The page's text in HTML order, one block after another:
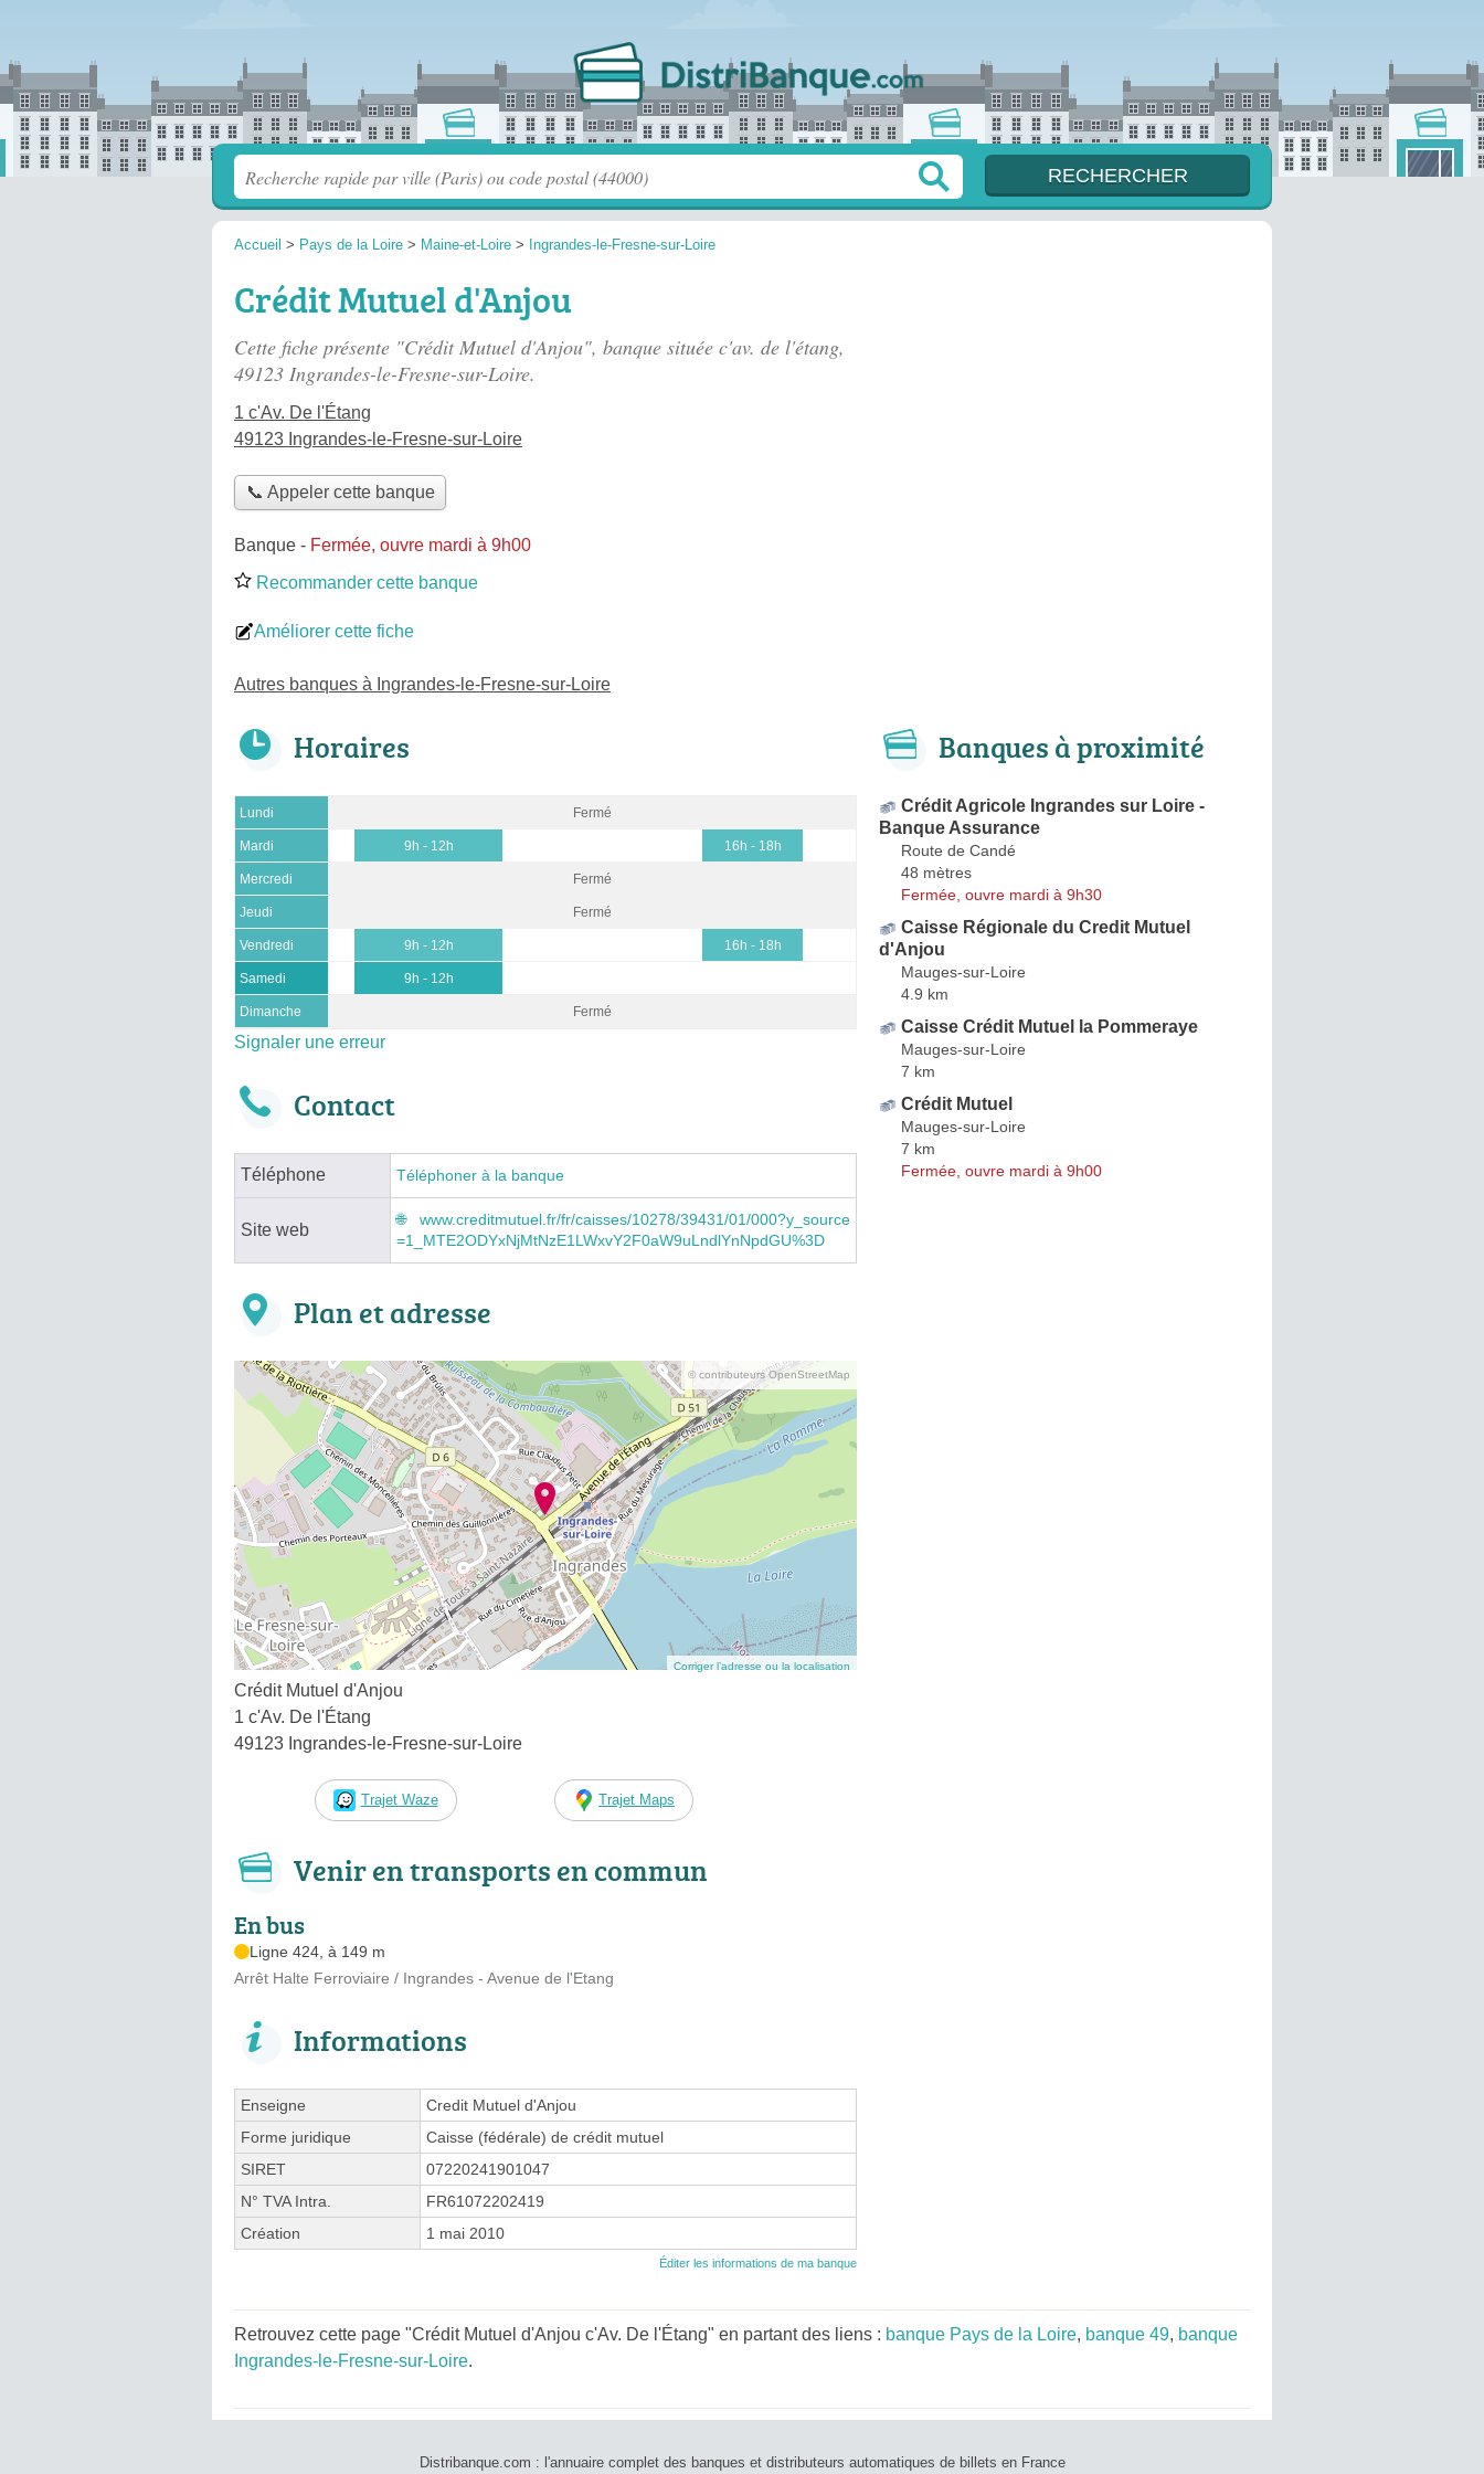
Accueil > Pays de la Loire > Maine-et-Loire > Ingrandes-le-Fresne-sur-Loire
Crédit Mutuel d'Anjou
Cette fiche présente "Crédit Mutuel d'Anjou", banque située c'av. de l'étang,
49123 Ingrandes-le-Fresne-sur-Loire.
1 c'Av. De l'Étang
49123 Ingrandes-le-Fresne-sur-Loire
📞 Appeler cette banque
Banque - Fermée, ouvre mardi à 9h00
Recommander cette banque
Améliorer cette fiche
Autres banques à Ingrandes-le-Fresne-sur-Loire
Horaires
Lundi Fermé
Mardi 9h - 12h 16h - 18h
Mercredi Fermé
Jeudi Fermé
Vendredi 9h - 12h 16h - 18h
Samedi 9h - 12h
Dimanche Fermé
Signaler une erreur
Contact
Téléphone Téléphoner à la banque
Site web
www.creditmutuel.fr/fr/caisses/10278/39431/01/000?y_source
=1_MTE2ODYxNjMtNzE1LWxvY2F0aW9uLndlYnNpdGU%3D
Plan et adresse
© contributeurs OpenStreetMap
Corriger l’adresse ou la localisation
Crédit Mutuel d'Anjou
1 c'Av. De l'Étang
49123 Ingrandes-le-Fresne-sur-Loire
Trajet Waze Trajet Maps
Venir en transports en commun
En bus
Ligne 424, à 149 m
Arrêt Halte Ferroviaire / Ingrandes - Avenue de l'Etang
Informations
Enseigne
Credit Mutuel d'Anjou
Forme juridique
Caisse (fédérale) de crédit mutuel
SIRET
07220241901047
N° TVA Intra.
FR61072202419
Création
1 mai 2010
Éditer les informations de ma banque
Banques à proximité
Crédit Agricole Ingrandes sur Loire -
Banque Assurance
Route de Candé
48 mètres
Fermée, ouvre mardi à 9h30
Caisse Régionale du Credit Mutuel
d'Anjou
Mauges-sur-Loire
4.9 km
Caisse Crédit Mutuel la Pommeraye
Mauges-sur-Loire
7 km
Crédit Mutuel
Mauges-sur-Loire
7 km
Fermée, ouvre mardi à 9h00
Retrouvez cette page "Crédit Mutuel d'Anjou c'Av. De l'Étang" en partant des liens : banque Pays de la Loire, banque 49, banque
Ingrandes-le-Fresne-sur-Loire.
Distribanque.com : l'annuaire complet des banques et distributeurs automatiques de billets en France